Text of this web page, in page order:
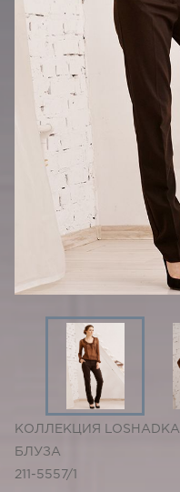
КОЛЛЕКЦИЯ LOSHADKA
БЛУЗА
211-5557/1